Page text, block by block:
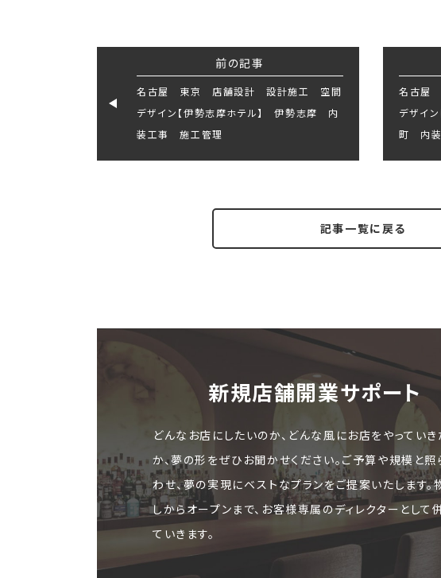
前の記事
名古屋 東京 店舗設計 設計施工 空間
デザイン【伊勢志摩ホテル】 伊勢志摩 内
装工事 施工管理
名古屋
デザイ
町 内
記事一覧に戻る
新規店舗開業サポート
どんなお店にしたいのか、どんな風にお店をやってい
か、夢の形をぜひお聞かせください。ご予算や規模と照
わせ、夢の実現にベストなプランをご提案いたします。
しからオープンまで、お客様専属のディレクターとして
ていきます。